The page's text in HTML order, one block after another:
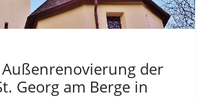
der
Georg am Berge in